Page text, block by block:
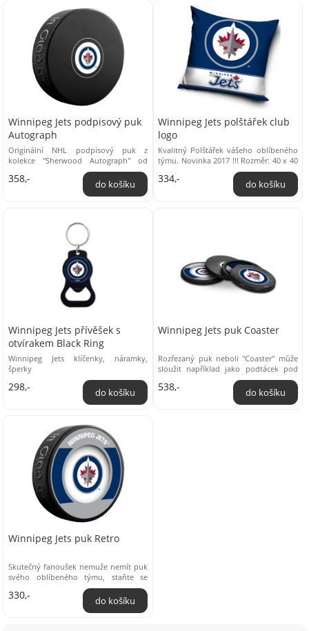
Winnipeg Jets podpisový puk
Autograph
Originální NHL podpisový puk z
kolekce "Sherwood Autograph" od
firmy od firmy Sherwood. Stejná
gramáž a materiál, ...
358,-
Winnipeg Jets polštářek club
logo
Kvalitný Polštářek vášeho oblíbeného
týmu. Novinka 2017 !!! Rozměr: 40 x 40
cm Materiál: 100% polyester Oficiální ...
334,-
Winnipeg Jets přívěšek s
otvírakem Black Ring
Winnipeg Jets klíčenky, náramky,
šperky
298,-
Winnipeg Jets puk Coaster
Rozřezaný puk neboli "Coaster" může
sloužit například jako podtácek pod
nápoj. Puk je rozřezán na 4 ...
538,-
Winnipeg Jets puk Retro
Skutečný fanoušek nemuže nemít puk
svého oblíbeného týmu, staňte se
majiteli oficiálně licencovaného puku v
...
330,-